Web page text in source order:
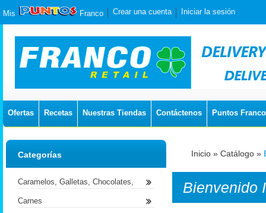
Mis Franco Crear una cuenta Iniciar la sesión
Ofertas Recetas Nuestras Tiendas Contáctenos Puntos Franco
Inicio » Catálogo »
Bienvenido
Categorías
Caramelos, Galletas, Chocolates,
Carnes